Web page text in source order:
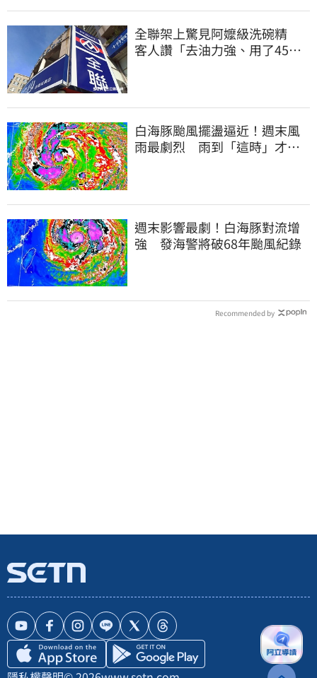
全聯架上驚見阿嬤級洗碗精
客人讚「去油力強、用了45
白海豚颱風擺盪逼近！週末風
雨最劇烈 雨到「這時」才趨
週末影響最劇！白海豚對流增
強 發海警將破68年颱風紀錄
Recommended by